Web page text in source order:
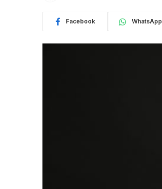
Facebook WhatsApp